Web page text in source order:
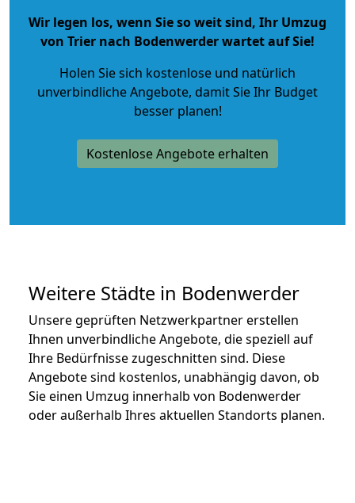
Wir legen los, wenn Sie so weit sind, Ihr Umzug
von Trier nach Bodenwerder wartet auf Sie!
Holen Sie sich kostenlose und natürlich
unverbindliche Angebote, damit Sie Ihr Budget
besser planen!
Kostenlose Angebote erhalten
Weitere Städte in Bodenwerder
Unsere geprüften Netzwerkpartner erstellen
Ihnen unverbindliche Angebote, die speziell auf
Ihre Bedürfnisse zugeschnitten sind. Diese
Angebote sind kostenlos, unabhängig davon, ob
Sie einen Umzug innerhalb von Bodenwerder
oder außerhalb Ihres aktuellen Standorts planen.